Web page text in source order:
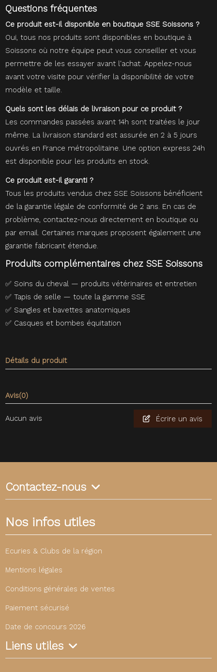
Questions fréquentes
Ce produit est-il disponible en boutique SSE Soissons ?
Oui, tous nos produits sont disponibles en boutique à
Soissons où notre équipe peut vous conseiller et vous
permettre de les essayer avant l'achat. Appelez-nous
avant votre visite pour vérifier la disponibilité de votre
modèle et taille.
Quels sont les délais de livraison pour ce produit ?
Les commandes passées avant 14h sont traitées le jour
même. La livraison standard est assurée en 2 à 5 jours
ouvrés en France métropolitaine. Une option express 24h
est disponible pour les produits en stock.
Ce produit est-il garanti ?
Tous les produits vendus chez SSE Soissons bénéficient
de la garantie légale de conformité de 2 ans. En cas de
problème, contactez-nous directement en boutique ou
par email. Certaines marques proposent également une
garantie fabricant étendue.
Produits complémentaires chez SSE Soissons
✅ Soins du cheval — produits vétérinaires et entretien
✅Tapis de selle — toute la gamme SSE
✅ Sangles et bavettes anatomiques
✅ Casques et bombes équitation
Détails du produit
Avis(0)
Aucun avis Écrire un avis
Contactez-nous
Nos infos utiles
Ecuries & Clubs de la région
Mentions légales
Conditions générales de ventes
Paiement sécurisé
Date de concours 2026
Liens utiles